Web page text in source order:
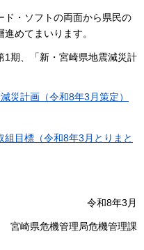
ド・ソフトの両面から県民の
めてまいります。
1期、「新・宮崎県地震減災計
災計画（令和8年3月策定）
組目標（令和8年3月とりまと
令和8年3月
宮崎県危機管理局危機管理課